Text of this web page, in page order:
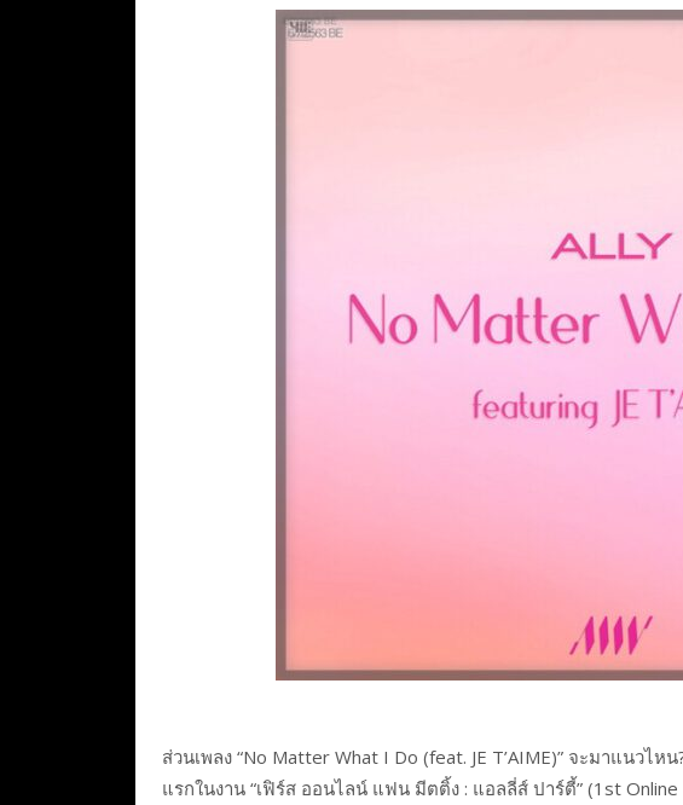
ส่วนเพลง “No Matter What I Do (feat. JE T’AIME)” จะมาแนว
แรกในงาน “เฟิร์ส ออนไลน์ แฟน มีตติ้ง : แอลลี่ส์ ปาร์ตี้” (1st Online